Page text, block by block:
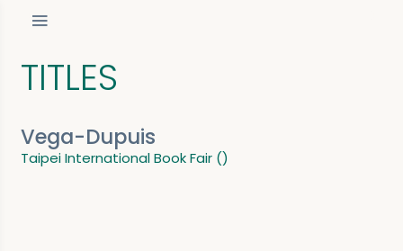
TITLES
Vega-Dupuis
Taipei International Book Fair ()